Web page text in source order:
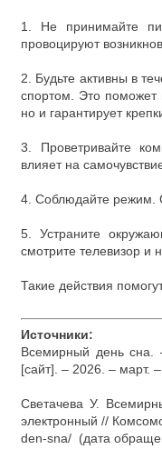
1. Не принимайте
провоцируют
2. Будьте активны в
спортом. Это
но и гарантирует
3. Проветривайте
влияет на
4. Соблюдайте режим.
5. Устраните
смотрите телевизор и
Такие действия
Источники:
Всемирный день сна.
[сайт]. – 2026. – март.
Светачева У.
электронный //
den-sna/ (дата